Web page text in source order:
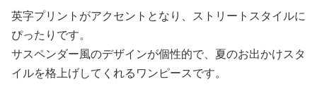
英字プリントがアクセントとなり、ストリートスタイルに
ぴったりです。
サスペンダー風のデザインが個性的で、夏のお出かけスタ
イルを格上げしてくれるワンピースです。